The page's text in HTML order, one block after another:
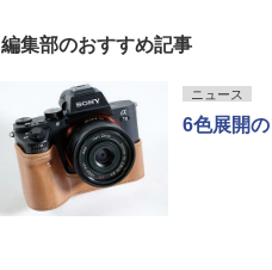
編集部のおすすめ記事
ニュース
6色展開